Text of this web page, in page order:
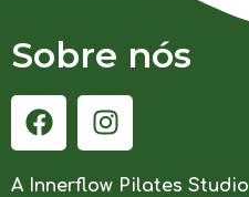
Sobre nós
A Innerflow Pilates Studio